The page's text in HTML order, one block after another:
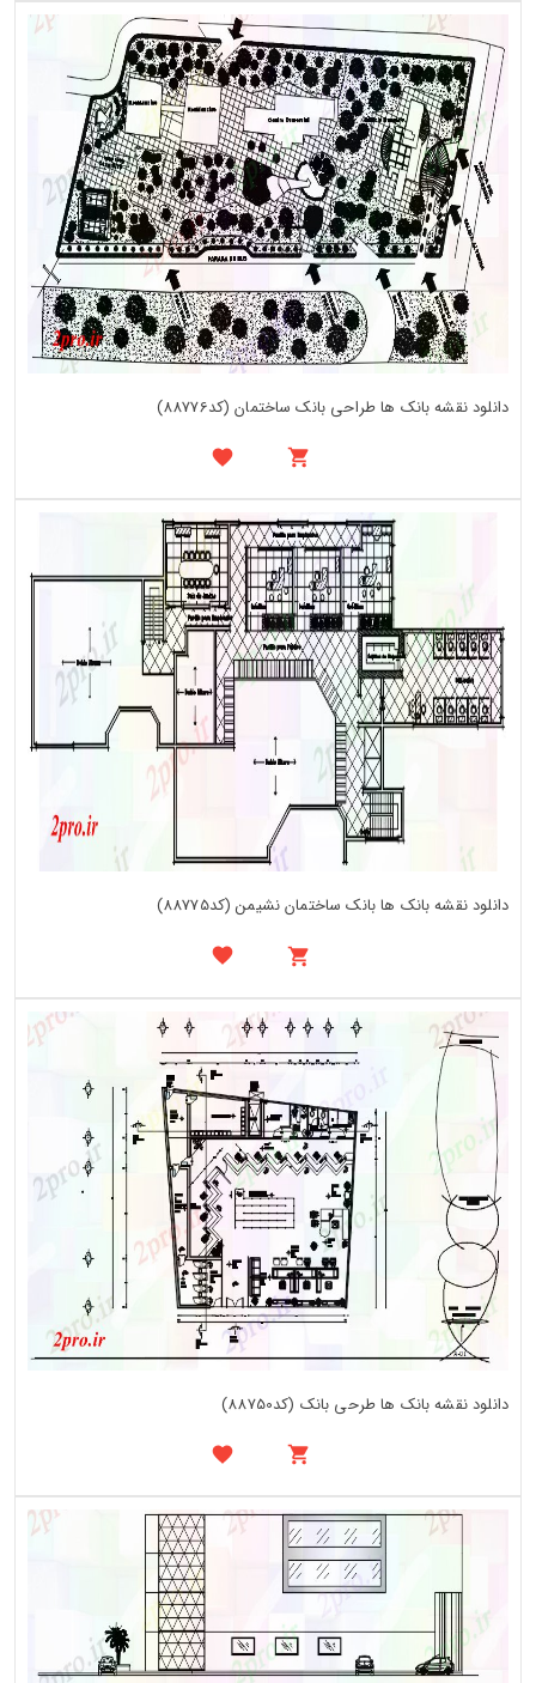
دانلود نقشه بانک ها طراحی بانک ساختمان (کد88776)
دانلود نقشه بانک ها بانک ساختمان نشیمن (کد88775)
دانلود نقشه بانک ها طرحی بانک (کد88750)